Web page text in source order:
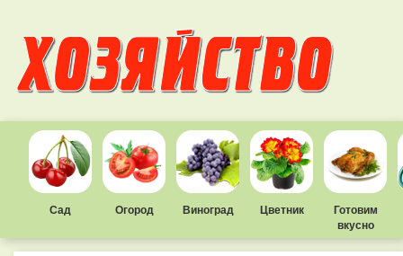
Сад Огород Виноград Цветник
Готовим
вкусно